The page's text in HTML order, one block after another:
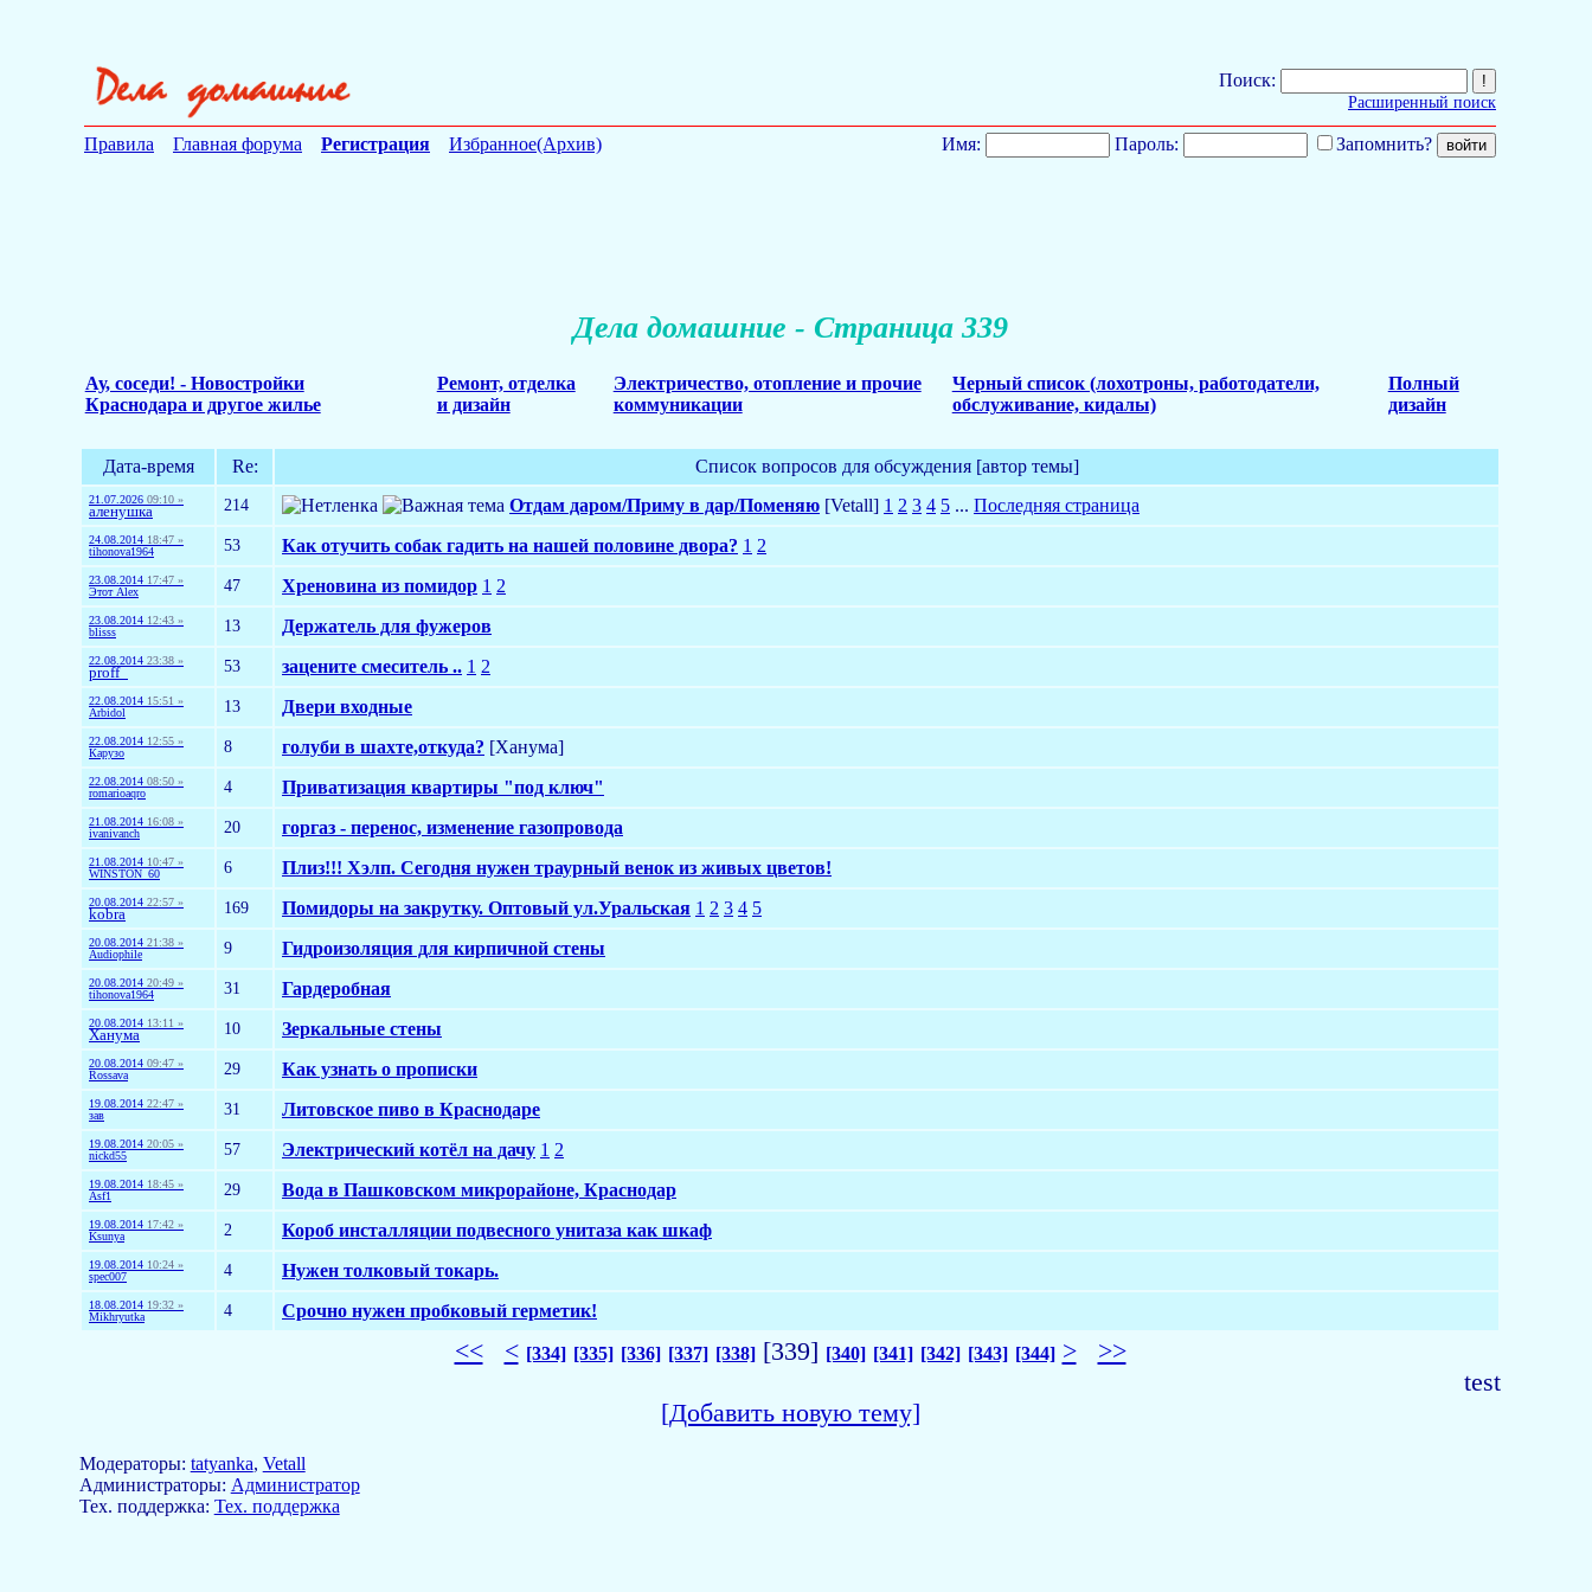
Поиск:
Расширенный поиск
Правила Главная форума Регистрация Избранное(Архив) Имя: Пароль: Запомнить?
Дела домашние - Страница 339
Ау, соседи! - Новостройки
Краснодара и другое жилье
Ремонт, отделка
и дизайн
Электричество, отопление и прочие
коммуникации
Черный список (лохотроны, работодатели,
обслуживание, кидалы)
Полный
дизайн
Дата-время Re: Список вопросов для обсуждения [автор темы]
21.07.2026 09:10 »
аленушка 214 Отдам даром/Приму в дар/Поменяю [Vetall] 1 2 3 4 5 ... Последняя страница
24.08.2014 18:47 »
tihonova1964
53 Как отучить собак гадить на нашей половине двора? 1 2
23.08.2014 17:47 »
Этот Alex
47 Хреновина из помидор 1 2
23.08.2014 12:43 »
blisss
13 Держатель для фужеров
22.08.2014 23:38 »
proff_ 53 зацените смеситель .. 1 2
22.08.2014 15:51 »
Arbidol
13 Двери входные
22.08.2014 12:55 »
Карузо
8 голуби в шахте,откуда? [Ханума]
22.08.2014 08:50 »
romarioaqro
4 Приватизация квартиры "под ключ"
21.08.2014 16:08 »
ivanivanch
20 горгаз - перенос, изменение газопровода
21.08.2014 10:47 »
WINSTON_60
6 Плиз!!! Хэлп. Сегодня нужен траурный венок из живых цветов!
20.08.2014 22:57 »
kobra 169 Помидоры на закрутку. Оптовый ул.Уральская 1 2 3 4 5
20.08.2014 21:38 »
Audiophile
9 Гидроизоляция для кирпичной стены
20.08.2014 20:49 »
tihonova1964
31 Гардеробная
20.08.2014 13:11 »
Ханума 10 Зеркальные стены
20.08.2014 09:47 »
Rossava
29 Как узнать о прописки
19.08.2014 22:47 »
зав
31 Литовское пиво в Краснодаре
19.08.2014 20:05 »
nickd55
57 Электрический котёл на дачу 1 2
19.08.2014 18:45 »
Asf1
29 Вода в Пашковском микрорайоне, Краснодар
19.08.2014 17:42 »
Ksunya
2 Короб инсталляции подвесного унитаза как шкаф
19.08.2014 10:24 »
spec007
4 Нужен толковый токарь.
18.08.2014 19:32 »
Mikhryutka
4 Срочно нужен пробковый герметик!
<< < [334] [335] [336] [337] [338][339] [340] [341] [342] [343] [344] >
>>
test
[Добавить новую тему]
Модераторы: tatyanka, Vetall
Aдминистраторы: Администратор
Тех. поддержка: Тех. поддержка